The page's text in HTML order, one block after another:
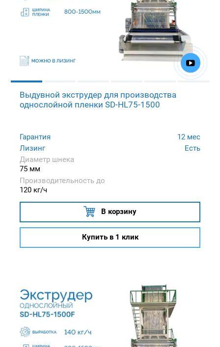
Выдувной экструдер для производства
однослойной пленки SD-HL75-1500
Гарантия
12 мес
Лизинг
Есть
Диаметр шнека
75 мм
Производительность до
120 кг/ч
В корзину
Купить в 1 клик